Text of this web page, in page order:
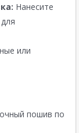
Нанесите
или
пошив по